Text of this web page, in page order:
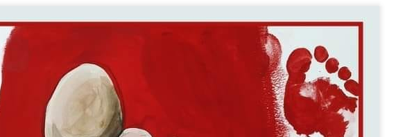
सतसंग सभा पर अनर्गल, भ्रामक, झूठे और
दयालबाग आगरा ने सरकारी व अन्य निजी
भ्रामक, झूठे और तथ्यहीन है। हम
यहां यह भी विशेष उल्लेखनीय है कि राधास्वामी सतसंग सभा किसी की भी कोई नि